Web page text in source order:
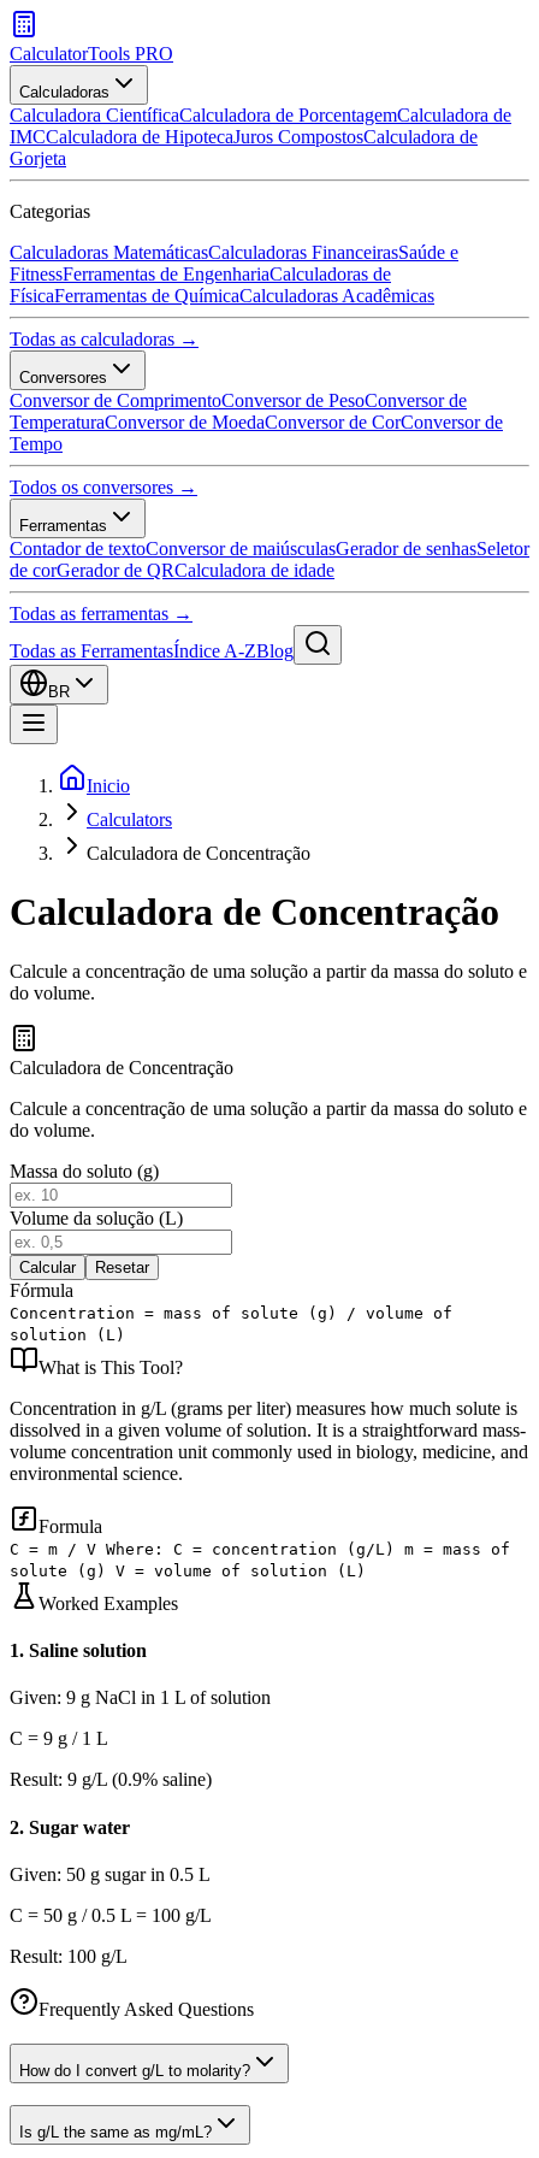
CalculatorTools PRO
Calculadoras
Calculadora CientíficaCalculadora de PorcentagemCalculadora de
IMCCalculadora de HipotecaJuros CompostosCalculadora de
Gorjeta
Categorias
Calculadoras MatemáticasCalculadoras FinanceirasSaúde e
FitnessFerramentas de EngenhariaCalculadoras de
FísicaFerramentas de QuímicaCalculadoras Acadêmicas
Todas as calculadoras →
Conversores
Conversor de ComprimentoConversor de PesoConversor de
TemperaturaConversor de MoedaConversor de CorConversor de
Tempo
Todos os conversores →
Ferramentas
Contador de textoConversor de maiúsculasGerador de senhasSeletor
de corGerador de QRCalculadora de idade
Todas as ferramentas →
Todas as FerramentasÍndice A-ZBlog
BR
Inicio
Calculators
Calculadora de Concentração
Calculadora de Concentração
Calcule a concentração de uma solução a partir da massa do soluto e
do volume.
Calculadora de Concentração
Calcule a concentração de uma solução a partir da massa do soluto e
do volume.
Massa do soluto (g)
Volume da solução (L)
Calcular Resetar
Fórmula
Concentration = mass of solute (g) / volume of
solution (L)
What is This Tool?
Concentration in g/L (grams per liter) measures how much solute is
dissolved in a given volume of solution. It is a straightforward mass-
volume concentration unit commonly used in biology, medicine, and
environmental science.
Formula
C = m / V Where: C = concentration (g/L) m = mass of
solute (g) V = volume of solution (L)
Worked Examples
1. Saline solution
Given: 9 g NaCl in 1 L of solution
C = 9 g / 1 L
Result: 9 g/L (0.9% saline)
2. Sugar water
Given: 50 g sugar in 0.5 L
C = 50 g / 0.5 L = 100 g/L
Result: 100 g/L
Frequently Asked Questions
How do I convert g/L to molarity?
Is g/L the same as mg/mL?